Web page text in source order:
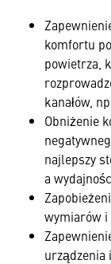
komfortu
powietrza,
kanałów,
Obniżenie
najlepszy
a
wymiarów i
urządzenia